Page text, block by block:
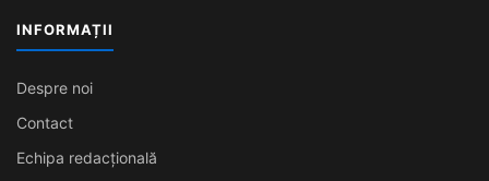
INFORMAȚII
Despre noi
Contact
Echipa redacțională